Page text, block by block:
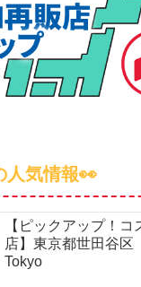
人気情報👀
【ピックアップ！コ
店】東京都世田谷
Tokyo